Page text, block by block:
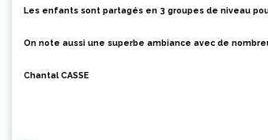
Les enfants sont partagés en 3 groupes de niveau
On note aussi une superbe ambiance avec de
Chantal CASSE